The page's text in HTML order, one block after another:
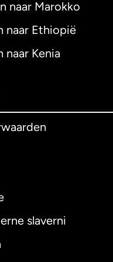
naar Marokko
naar Ethiopië
naar Kenia
slaverni